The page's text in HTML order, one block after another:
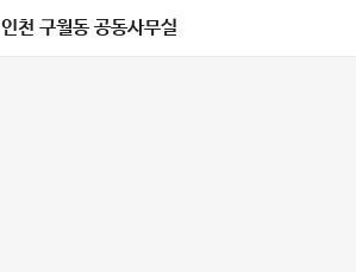
인천 구월동 공동사무실